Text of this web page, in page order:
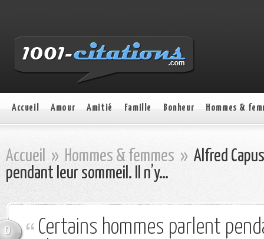
Accueil Amour Amitié Famille Bonheur Hommes &
Accueil » Hommes & femmes » Alfred
pendant leur sommeil. Il n’y…
0
Certains hommes parlent